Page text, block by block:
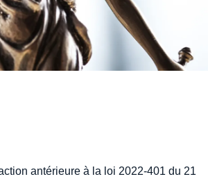
antérieure à la loi 2022-401 du 21